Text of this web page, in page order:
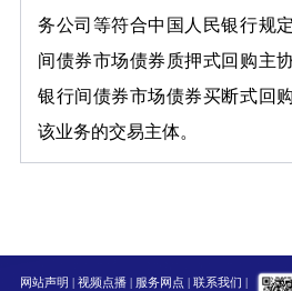
务公司等符合中国人民银行规
间债券市场债券质押式回购主
银行间债券市场债券买断式回
该业务的交易主体。
网站声明 | 视频点播 | 服务网点 | 联系我们 |